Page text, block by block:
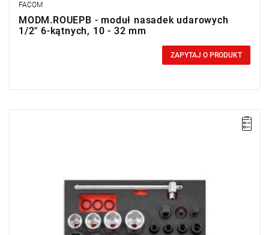
FACOM
MODM.ROUEPB - moduł nasadek udarowych
1/2" 6-kątnych, 10 - 32 mm
ZAPYTAJ O PRODUKT